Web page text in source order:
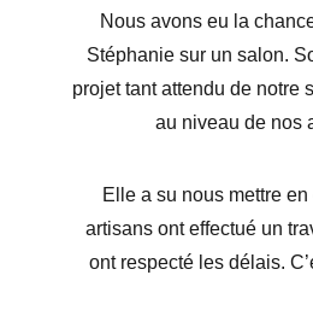
Nous avons eu la
Stéphanie sur un salon.
projet tant attendu de notre
au niveau de nos
Elle a su nous mettre
artisans ont effectué un
ont respecté les délais.